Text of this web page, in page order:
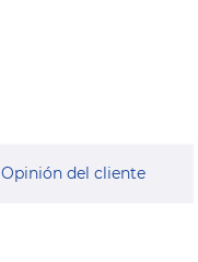
Opinión del cliente